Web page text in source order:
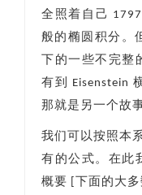
全照着自己
般的椭圆积分。
下的一些不完
有到 Eisenstein
那就是另一个故
我们可以按照本
有的公式。在此
概要 [下面的大多